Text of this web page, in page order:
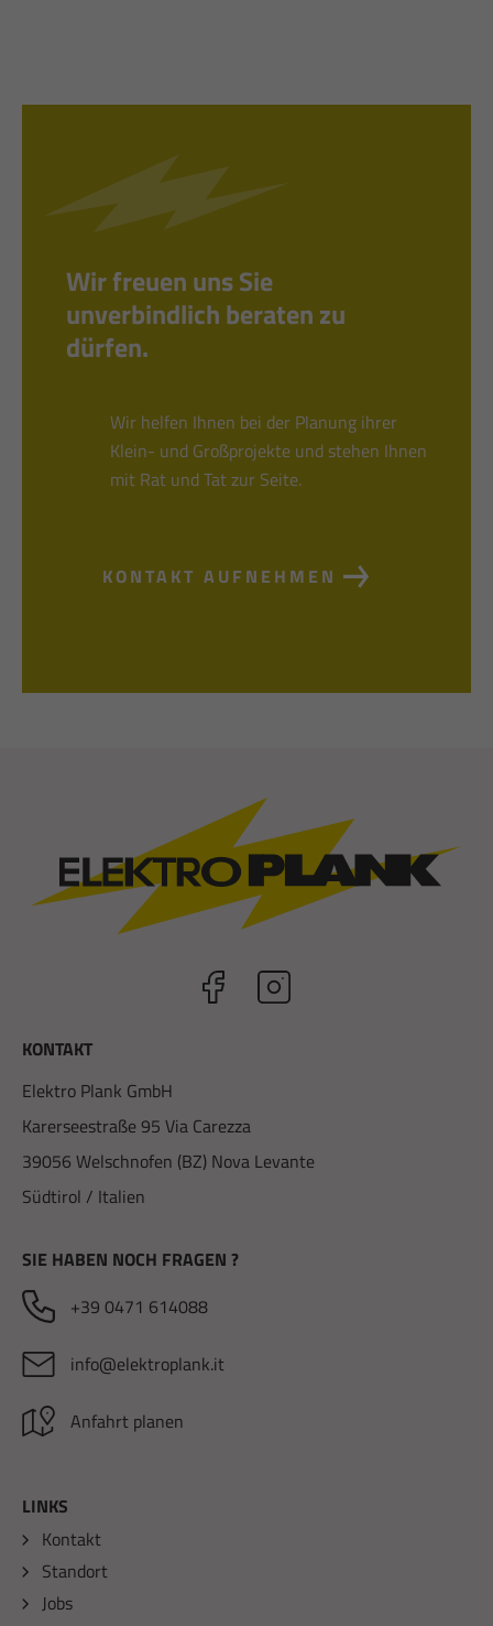
Wir freuen uns Sie
unverbindlich beraten zu
dürfen.
Wir helfen Ihnen bei der Planung ihrer
Klein- und Großprojekte und stehen Ihnen
mit Rat und Tat zur Seite.
KONTAKT AUFNEHMEN
KONTAKT
Elektro Plank GmbH
Karerseestraße 95 Via Carezza
39056 Welschnofen (BZ) Nova Levante
Südtirol / Italien
SIE HABEN NOCH FRAGEN ?
+39 0471 614088
info@elektroplank.it
Anfahrt planen
LINKS
Kontakt
Standort
Jobs